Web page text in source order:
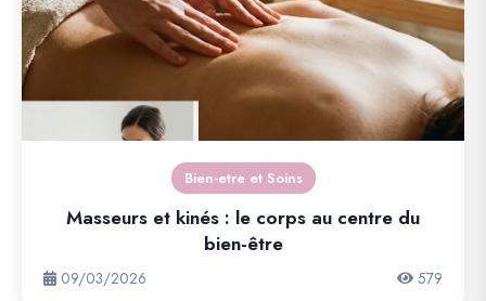
Bien-etre et Soins
Masseurs et kinés : le corps au centre du
bien-être
09/03/2026 579